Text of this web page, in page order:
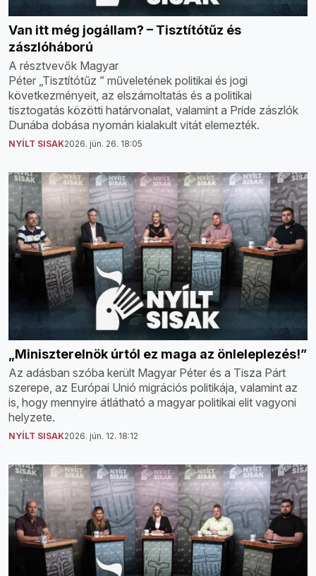
Van itt még jogállam? – Tisztítótűz és
zászlóháború
A résztvevők Magyar
Péter „Tisztítótűz ” műveletének politikai és jogi
következményeit, az elszámoltatás és a politikai
tisztogatás közötti határvonalat, valamint a Pride zászlók
Dunába dobása nyomán kialakult vitát elemezték.
NYÍLT SISAK2026. jún. 26. 18:05
„Miniszterelnök úrtól ez maga az önleleplezés!”
Az adásban szóba került Magyar Péter és a Tisza Párt
szerepe, az Európai Unió migrációs politikája, valamint az
is, hogy mennyire átlátható a magyar politikai elit vagyoni
helyzete.
NYÍLT SISAK2026. jún. 12. 18:12